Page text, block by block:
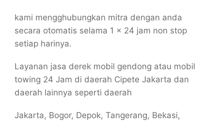
kami mengghubungkan mitra dengan anda
secara otomatis selama 1 x 24 jam non stop
setiap harinya.
Layanan jasa derek mobil gendong atau mobil
towing 24 Jam di daerah Cipete Jakarta dan
daerah lainnya seperti daerah
Jakarta, Bogor, Depok, Tangerang, Bekasi,